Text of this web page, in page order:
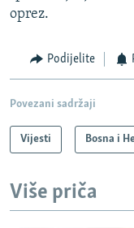
oprez.
Podijelite
Povezani sadržaji
Vijesti Bosna i
Više priča